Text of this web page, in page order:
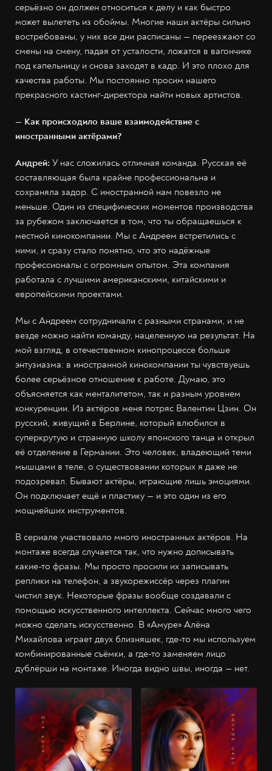
серьёзно он должен относиться к делу и как быстро
может вылететь из обоймы. Многие наши актёры сильно
востребованы, у них все дни расписаны — переезжают со
смены на смену, падая от усталости, ложатся в вагончике
под капельницу и снова заходят в кадр. И это плохо для
качества работы. Мы постоянно просим нашего
прекрасного кастинг-директора найти новых артистов.
— Как происходило ваше взаимодействие с
иностранными актёрами?
Андрей: У нас сложилась отличная команда. Русская её
составляющая была крайне профессиональна и
сохраняла задор. С иностранной нам повезло не
меньше. Один из специфических моментов производства
за рубежом заключается в том, что ты обращаешься к
местной кинокомпании. Мы с Андреем встретились с
ними, и сразу стало понятно, что это надёжные
профессионалы с огромным опытом. Эта компания
работала с лучшими американскими, китайскими и
европейскими проектами.
Мы с Андреем сотрудничали с разными странами, и не
везде можно найти команду, нацеленную на результат. На
мой взгляд, в отечественном кинопроцессе больше
энтузиазма: в иностранной кинокомпании ты чувствуешь
более серьёзное отношение к работе. Думаю, это
объясняется как менталитетом, так и разным уровнем
конкуренции. Из актёров меня потряс Валентин Цзин. Он
русский, живущий в Берлине, который влюбился в
суперкрутую и странную школу японского танца и открыл
её отделение в Германии. Это человек, владеющий теми
мышцами в теле, о существовании которых я даже не
подозревал. Бывают актёры, играющие лишь эмоциями.
Он подключает ещё и пластику — и это один из его
мощнейших инструментов.
В сериале участвовало много иностранных актёров. На
монтаже всегда случается так, что нужно дописывать
какие-то фразы. Мы просто просили их записывать
реплики на телефон, а звукорежиссёр через плагин
чистил звук. Некоторые фразы вообще создавали с
помощью искусственного интеллекта. Сейчас много чего
можно сделать искусственно. В «Амуре» Алёна
Михайлова играет двух близняшек, где-то мы используем
комбинированные съёмки, а где-то заменяем лицо
дублёрши на монтаже. Иногда видно швы, иногда — нет.